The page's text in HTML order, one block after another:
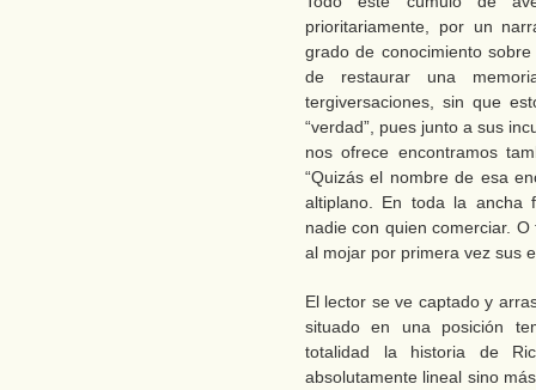
prioritariamente, por un
grado de conocimiento
de restaurar una
tergiversaciones, sin que
“verdad”, pues junto a sus
nos ofrece encontramos
“Quizás el nombre de esa
altiplano. En toda la ancha
nadie con quien comerciar.
al mojar por primera vez sus
El lector se ve captado y
situado en una posición
totalidad la historia de
absolutamente lineal sino